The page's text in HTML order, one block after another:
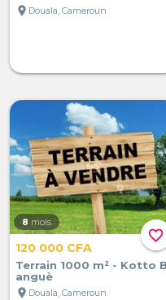
location_on Douala, Cameroun
favorite_border
8 mois
120 000 CFA
Terrain 1000 m² - Kotto B
anguè
location_on Douala, Cameroun